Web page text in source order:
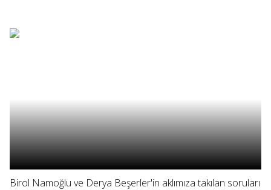
Birol Namoğlu ve Derya Beşerler'in aklımıza takılan soruları